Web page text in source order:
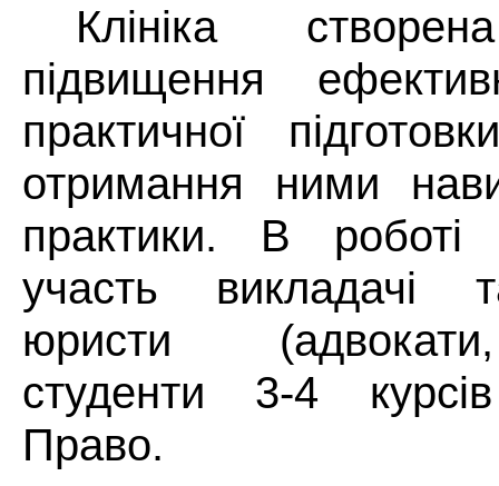
Клініка
підвищення
практичної
отримання ними
практики. В роботі
участь викладачі
юристи
студенти 3-4 курсів
Право.